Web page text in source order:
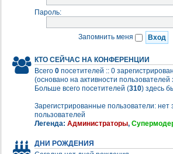
Пароль:
Запомнить меня
КТО СЕЙЧАС НА КОНФЕРЕНЦИИ
Всего 0 посетителей :: 0
(основано на активности
Больше всего посетителей (310) здесь
Зарегистрированные пользователи: нет
пользователей
Легенда: Администраторы,
ДНИ РОЖДЕНИЯ